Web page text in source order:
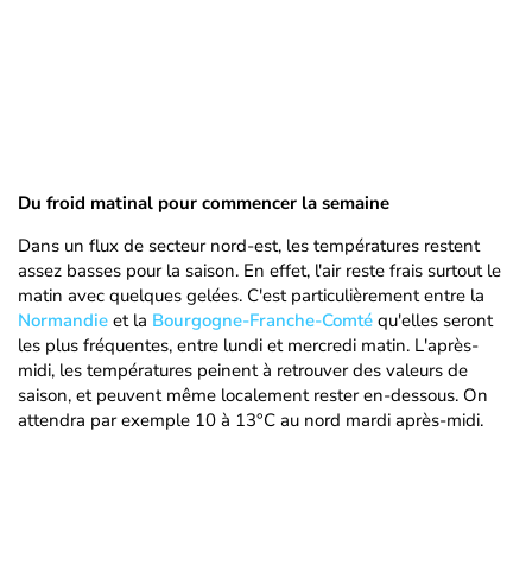
Du froid matinal pour commencer la semaine
Dans un flux de secteur nord-est, les températures restent
assez basses pour la saison. En effet, l'air reste frais surtout le
matin avec quelques gelées. C'est particulièrement entre la
Normandie et la Bourgogne-Franche-Comté qu'elles seront
les plus fréquentes, entre lundi et mercredi matin. L'après-
midi, les températures peinent à retrouver des valeurs de
saison, et peuvent même localement rester en-dessous. On
attendra par exemple 10 à 13°C au nord mardi après-midi.